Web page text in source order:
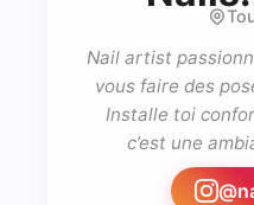
Nail artist
vous faire des
Installe toi
c’est une
@